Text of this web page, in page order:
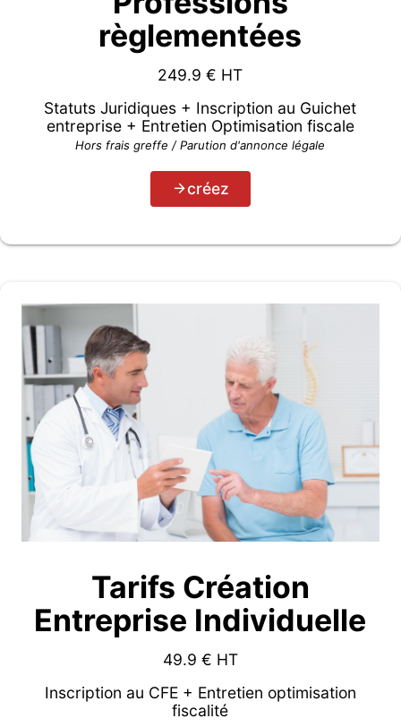
règlementées
249.9 € HT
Statuts Juridiques + Inscription au Guichet
entreprise + Entretien Optimisation fiscale
Hors frais greffe / Parution d'annonce légale
créez
Tarifs Création
Entreprise Individuelle
49.9 € HT
Inscription au CFE + Entretien optimisation
fiscalité